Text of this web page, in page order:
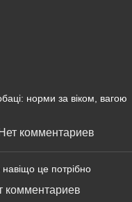
норми за віком, вагою
Нет комментариев
навіщо це потрібно
комментариев